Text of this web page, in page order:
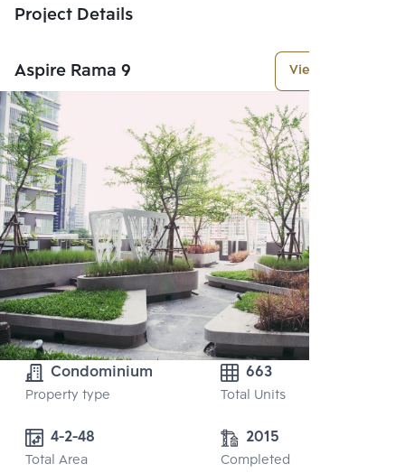
Project Details
Aspire Rama 9 View More
Condominium
Property type
663
Total Units
4-2-48
Total Area
2015
Completed